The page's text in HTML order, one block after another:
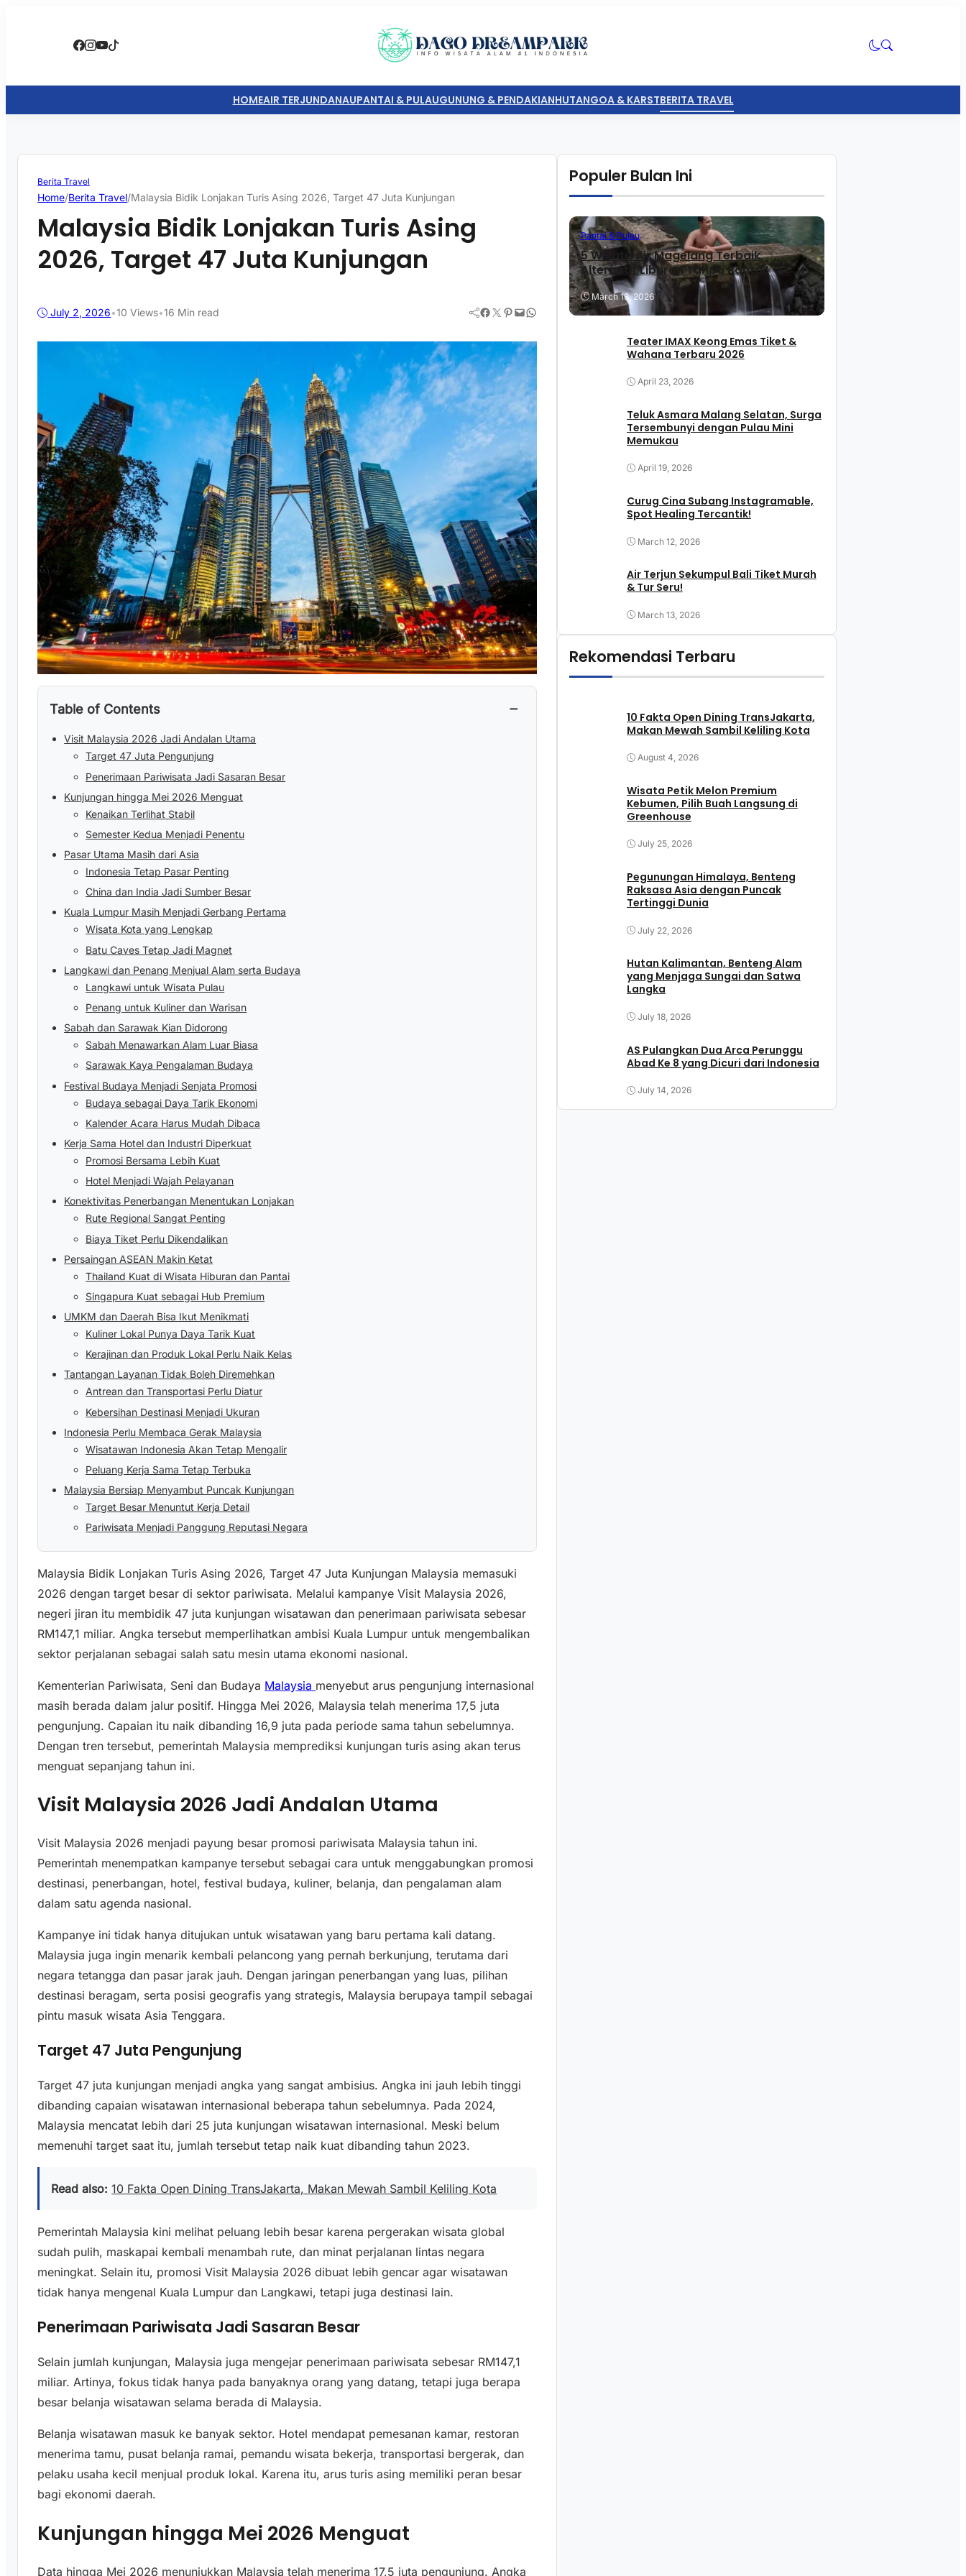
HOMEAIR TERJUNDANAUPANTAI & PULAUGUNUNG & PENDAKIANHUTANGOA & KARSTBERITA TRAVEL
Berita Travel
Home/Berita Travel/Malaysia Bidik Lonjakan Turis Asing 2026, Target 47 Juta Kunjungan
Malaysia Bidik Lonjakan Turis Asing
2026, Target 47 Juta Kunjungan
July 2, 2026•10 Views•16 Min read Facebook Twitter Pinterest Mail WhatsApp
Table of Contents −
Visit Malaysia 2026 Jadi Andalan Utama
Target 47 Juta Pengunjung
Penerimaan Pariwisata Jadi Sasaran Besar
Kunjungan hingga Mei 2026 Menguat
Kenaikan Terlihat Stabil
Semester Kedua Menjadi Penentu
Pasar Utama Masih dari Asia
Indonesia Tetap Pasar Penting
China dan India Jadi Sumber Besar
Kuala Lumpur Masih Menjadi Gerbang Pertama
Wisata Kota yang Lengkap
Batu Caves Tetap Jadi Magnet
Langkawi dan Penang Menjual Alam serta Budaya
Langkawi untuk Wisata Pulau
Penang untuk Kuliner dan Warisan
Sabah dan Sarawak Kian Didorong
Sabah Menawarkan Alam Luar Biasa
Sarawak Kaya Pengalaman Budaya
Festival Budaya Menjadi Senjata Promosi
Budaya sebagai Daya Tarik Ekonomi
Kalender Acara Harus Mudah Dibaca
Kerja Sama Hotel dan Industri Diperkuat
Promosi Bersama Lebih Kuat
Hotel Menjadi Wajah Pelayanan
Konektivitas Penerbangan Menentukan Lonjakan
Rute Regional Sangat Penting
Biaya Tiket Perlu Dikendalikan
Persaingan ASEAN Makin Ketat
Thailand Kuat di Wisata Hiburan dan Pantai
Singapura Kuat sebagai Hub Premium
UMKM dan Daerah Bisa Ikut Menikmati
Kuliner Lokal Punya Daya Tarik Kuat
Kerajinan dan Produk Lokal Perlu Naik Kelas
Tantangan Layanan Tidak Boleh Diremehkan
Antrean dan Transportasi Perlu Diatur
Kebersihan Destinasi Menjadi Ukuran
Indonesia Perlu Membaca Gerak Malaysia
Wisatawan Indonesia Akan Tetap Mengalir
Peluang Kerja Sama Tetap Terbuka
Malaysia Bersiap Menyambut Puncak Kunjungan
Target Besar Menuntut Kerja Detail
Pariwisata Menjadi Panggung Reputasi Negara
Malaysia Bidik Lonjakan Turis Asing 2026, Target 47 Juta Kunjungan Malaysia memasuki
2026 dengan target besar di sektor pariwisata. Melalui kampanye Visit Malaysia 2026,
negeri jiran itu membidik 47 juta kunjungan wisatawan dan penerimaan pariwisata sebesar
RM147,1 miliar. Angka tersebut memperlihatkan ambisi Kuala Lumpur untuk mengembalikan
sektor perjalanan sebagai salah satu mesin utama ekonomi nasional.
Kementerian Pariwisata, Seni dan Budaya Malaysia menyebut arus pengunjung internasional
masih berada dalam jalur positif. Hingga Mei 2026, Malaysia telah menerima 17,5 juta
pengunjung. Capaian itu naik dibanding 16,9 juta pada periode sama tahun sebelumnya.
Dengan tren tersebut, pemerintah Malaysia memprediksi kunjungan turis asing akan terus
menguat sepanjang tahun ini.
Visit Malaysia 2026 Jadi Andalan Utama
Visit Malaysia 2026 menjadi payung besar promosi pariwisata Malaysia tahun ini.
Pemerintah menempatkan kampanye tersebut sebagai cara untuk menggabungkan promosi
destinasi, penerbangan, hotel, festival budaya, kuliner, belanja, dan pengalaman alam
dalam satu agenda nasional.
Kampanye ini tidak hanya ditujukan untuk wisatawan yang baru pertama kali datang.
Malaysia juga ingin menarik kembali pelancong yang pernah berkunjung, terutama dari
negara tetangga dan pasar jarak jauh. Dengan jaringan penerbangan yang luas, pilihan
destinasi beragam, serta posisi geografis yang strategis, Malaysia berupaya tampil sebagai
pintu masuk wisata Asia Tenggara.
Target 47 Juta Pengunjung
Target 47 juta kunjungan menjadi angka yang sangat ambisius. Angka ini jauh lebih tinggi
dibanding capaian wisatawan internasional beberapa tahun sebelumnya. Pada 2024,
Malaysia mencatat lebih dari 25 juta kunjungan wisatawan internasional. Meski belum
memenuhi target saat itu, jumlah tersebut tetap naik kuat dibanding tahun 2023.
Read also: 10 Fakta Open Dining TransJakarta, Makan Mewah Sambil Keliling Kota
Pemerintah Malaysia kini melihat peluang lebih besar karena pergerakan wisata global
sudah pulih, maskapai kembali menambah rute, dan minat perjalanan lintas negara
meningkat. Selain itu, promosi Visit Malaysia 2026 dibuat lebih gencar agar wisatawan
tidak hanya mengenal Kuala Lumpur dan Langkawi, tetapi juga destinasi lain.
Penerimaan Pariwisata Jadi Sasaran Besar
Selain jumlah kunjungan, Malaysia juga mengejar penerimaan pariwisata sebesar RM147,1
miliar. Artinya, fokus tidak hanya pada banyaknya orang yang datang, tetapi juga berapa
besar belanja wisatawan selama berada di Malaysia.
Belanja wisatawan masuk ke banyak sektor. Hotel mendapat pemesanan kamar, restoran
menerima tamu, pusat belanja ramai, pemandu wisata bekerja, transportasi bergerak, dan
pelaku usaha kecil menjual produk lokal. Karena itu, arus turis asing memiliki peran besar
bagi ekonomi daerah.
Kunjungan hingga Mei 2026 Menguat
Data hingga Mei 2026 menunjukkan Malaysia telah menerima 17,5 juta pengunjung. Angka
Populer Bulan Ini
Pantai & Pulau
5 Wisata Air Magelang Terbaik,
Alternatif Liburan Tanpa Pantai!
March 13, 2026
Teater IMAX Keong Emas Tiket &
Wahana Terbaru 2026
April 23, 2026
Teluk Asmara Malang Selatan, Surga
Tersembunyi dengan Pulau Mini
Memukau
April 19, 2026
Curug Cina Subang Instagramable,
Spot Healing Tercantik!
March 12, 2026
Air Terjun Sekumpul Bali Tiket Murah
& Tur Seru!
March 13, 2026
Rekomendasi Terbaru
10 Fakta Open Dining TransJakarta,
Makan Mewah Sambil Keliling Kota
August 4, 2026
Wisata Petik Melon Premium
Kebumen, Pilih Buah Langsung di
Greenhouse
July 25, 2026
Pegunungan Himalaya, Benteng
Raksasa Asia dengan Puncak
Tertinggi Dunia
July 22, 2026
Hutan Kalimantan, Benteng Alam
yang Menjaga Sungai dan Satwa
Langka
July 18, 2026
AS Pulangkan Dua Arca Perunggu
Abad Ke 8 yang Dicuri dari Indonesia
July 14, 2026